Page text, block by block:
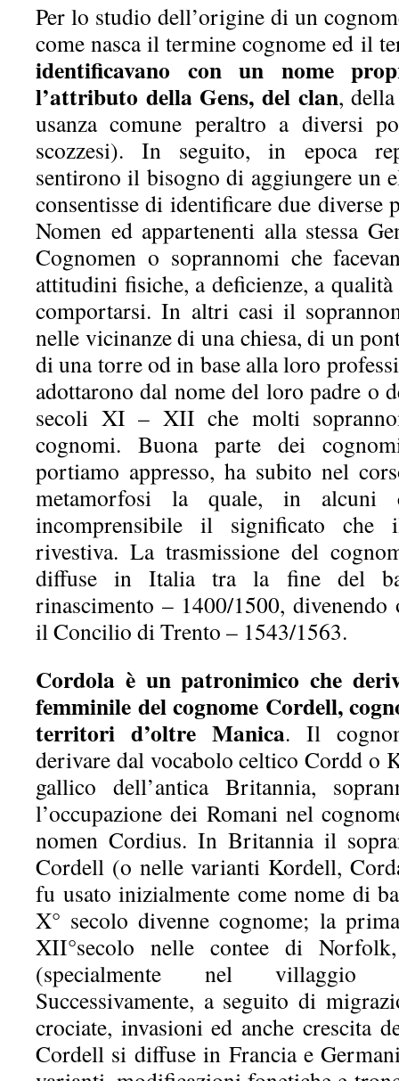
Per lo studio dell’origine di un
come nasca il termine cognome ed il
identificavano con un nome
l’attributo della Gens, del clan,
usanza comune peraltro a diversi
scozzesi). In seguito, in epoca
sentirono il bisogno di aggiungere un
consentisse di identificare due diverse
Nomen ed appartenenti alla stessa
Cognomen o soprannomi che
attitudini fisiche, a deficienze, a
comportarsi. In altri casi il
nelle vicinanze di una chiesa, di un
di una torre od in base alla loro
adottarono dal nome del loro padre o
secoli XI – XII che molti
cognomi. Buona parte dei
portiamo appresso, ha subito nel
metamorfosi la quale, in alcuni
incomprensibile il significato che
rivestiva. La trasmissione del
diffuse in Italia tra la fine del
rinascimento – 1400/1500,
il Concilio di Trento – 1543/1563.
Cordola è un patronimico che
femminile del cognome Cordell,
territori d’oltre Manica. Il
derivare dal vocabolo celtico Cordd o
gallico dell’antica Britannia,
l’occupazione dei Romani nel
nomen Cordius. In Britannia il
Cordell (o nelle varianti Kordell,
fu usato inizialmente come nome di
X° secolo divenne cognome; la
XII°secolo nelle contee di
(specialmente nel villaggio
Successivamente, a seguito di
crociate, invasioni ed anche crescita
Cordell si diffuse in Francia e